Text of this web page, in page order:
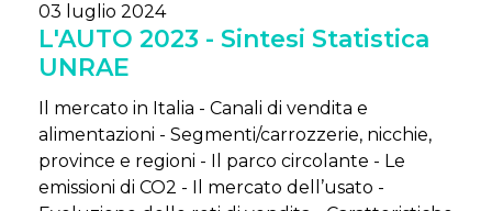
03 luglio 2024
L'AUTO 2023 - Sintesi Statistica
UNRAE
Il mercato in Italia - Canali di vendita e
alimentazioni - Segmenti/carrozzerie, nicchie,
province e regioni - Il parco circolante - Le
emissioni di CO2 - Il mercato dell’usato -